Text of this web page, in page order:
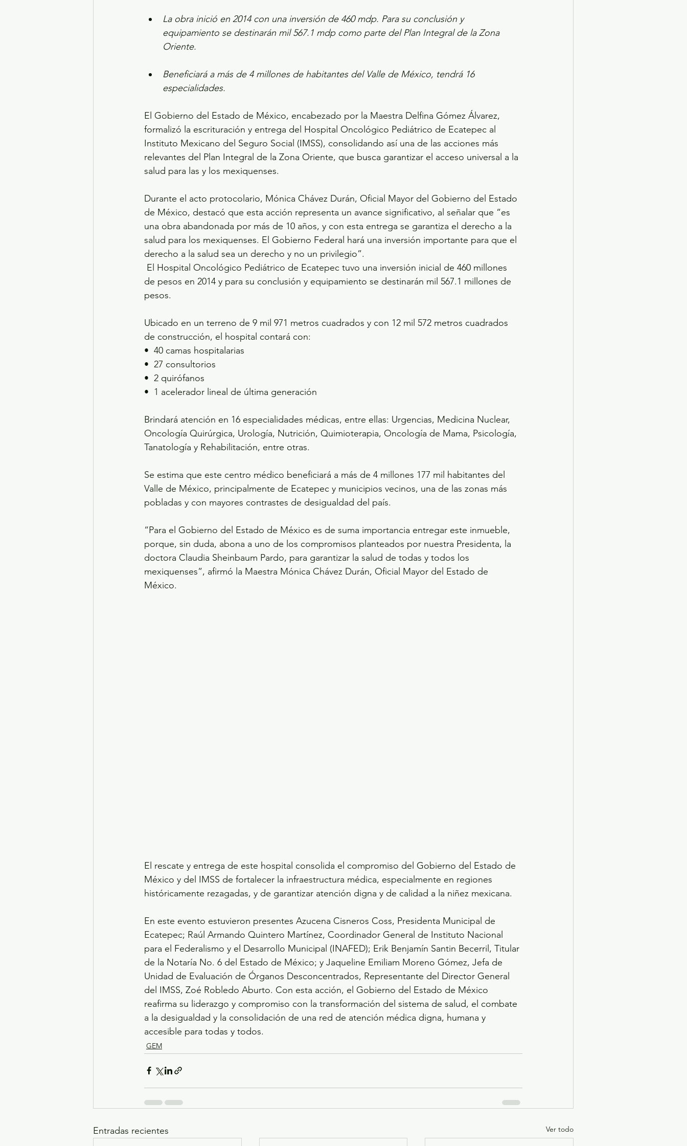
La obra inició en 2014 con una inversión de 460 mdp. Para su conclusión y
equipamiento se destinarán mil 567.1 mdp como parte del Plan Integral de la Zona
Oriente.
Beneficiará a más de 4 millones de habitantes del Valle de México, tendrá 16
especialidades.
El Gobierno del Estado de México, encabezado por la Maestra Delfina Gómez Álvarez,
formalizó la escrituración y entrega del Hospital Oncológico Pediátrico de Ecatepec al
Instituto Mexicano del Seguro Social (IMSS), consolidando así una de las acciones más
relevantes del Plan Integral de la Zona Oriente, que busca garantizar el acceso universal a la
salud para las y los mexiquenses.
Durante el acto protocolario, Mónica Chávez Durán, Oficial Mayor del Gobierno del Estado
de México, destacó que esta acción representa un avance significativo, al señalar que “es
una obra abandonada por más de 10 años, y con esta entrega se garantiza el derecho a la
salud para los mexiquenses. El Gobierno Federal hará una inversión importante para que el
derecho a la salud sea un derecho y no un privilegio”.
de pesos en 2014 y para su conclusión y equipamiento se destinarán mil 567.1 millones de
pesos.
Ubicado en un terreno de 9 mil 971 metros cuadrados y con 12 mil 572 metros cuadrados
de construcción, el hospital contará con:
•⁠  ⁠40 camas hospitalarias
•⁠  ⁠27 consultorios
•⁠  ⁠2 quirófanos
•⁠  ⁠1 acelerador lineal de última generación
Brindará atención en 16 especialidades médicas, entre ellas: Urgencias, Medicina Nuclear,
Oncología Quirúrgica, Urología, Nutrición, Quimioterapia, Oncología de Mama, Psicología,
Tanatología y Rehabilitación, entre otras.
Se estima que este centro médico beneficiará a más de 4 millones 177 mil habitantes del
Valle de México, principalmente de Ecatepec y municipios vecinos, una de las zonas más
pobladas y con mayores contrastes de desigualdad del país.
“Para el Gobierno del Estado de México es de suma importancia entregar este inmueble,
porque, sin duda, abona a uno de los compromisos planteados por nuestra Presidenta, la
doctora Claudia Sheinbaum Pardo, para garantizar la salud de todas y todos los
mexiquenses”, afirmó la Maestra Mónica Chávez Durán, Oficial Mayor del Estado de
México.
El rescate y entrega de este hospital consolida el compromiso del Gobierno del Estado de
México y del IMSS de fortalecer la infraestructura médica, especialmente en regiones
históricamente rezagadas, y de garantizar atención digna y de calidad a la niñez mexicana.
En este evento estuvieron presentes Azucena Cisneros Coss, Presidenta Municipal de
Ecatepec; Raúl Armando Quintero Martínez, Coordinador General de Instituto Nacional
para el Federalismo y el Desarrollo Municipal (INAFED); Erik Benjamín Santin Becerril, Titular
de la Notaría No. 6 del Estado de México; y Jaqueline Emiliam Moreno Gómez, Jefa de
Unidad de Evaluación de Órganos Desconcentrados, Representante del Director General
del IMSS, Zoé Robledo Aburto. Con esta acción, el Gobierno del Estado de México
reafirma su liderazgo y compromiso con la transformación del sistema de salud, el combate
a la desigualdad y la consolidación de una red de atención médica digna, humana y
accesible para todas y todos.
GEM
Entradas recientes Ver todo